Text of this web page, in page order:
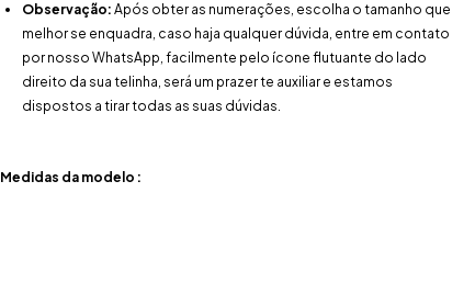
Observação: Após obter as numerações, escolha o tamanho que
melhor se enquadra, caso haja qualquer dúvida, entre em contato
por nosso WhatsApp, facilmente pelo ícone flutuante do lado
direito da sua telinha, será um prazer te auxiliar e estamos
dispostos a tirar todas as suas dúvidas.
Medidas da modelo :